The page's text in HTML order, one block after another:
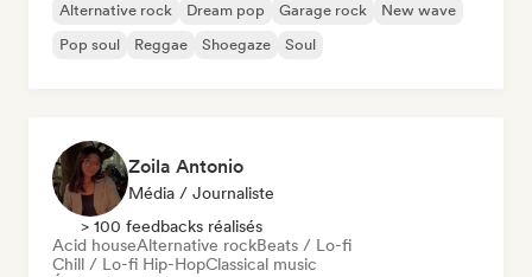
Alternative rock Dream pop Garage rock
New wave
Pop soul
Reggae Shoegaze Soul
Zoila Antonio
Média / Journaliste
> 100 feedbacks réalisés
Acid houseAlternative rockBeats / Lo-fi
Chill / Lo-fi Hip-HopClassical music